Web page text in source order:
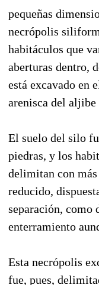
pequeñas
necrópolis
habitáculos que
aberturas dentro,
está excavado en
arenisca del
El suelo del silo
piedras, y los
delimitan con más
reducido,
separación, como
enterramiento
Esta necrópolis
fue, pues,